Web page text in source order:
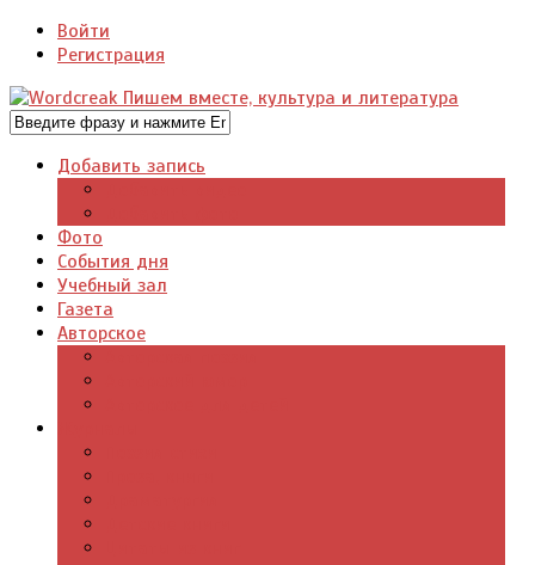
Войти
Регистрация
Добавить запись
Фото
События дня
Учебный зал
Газета
Авторское